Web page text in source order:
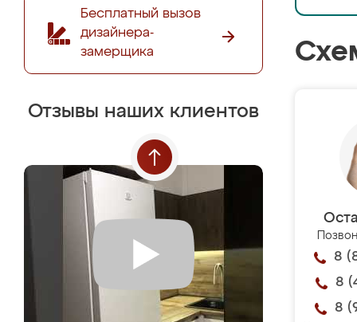
Бесплатный вызов
дизайнера-
замерщика
Отзывы наших клиентов
8
8
8